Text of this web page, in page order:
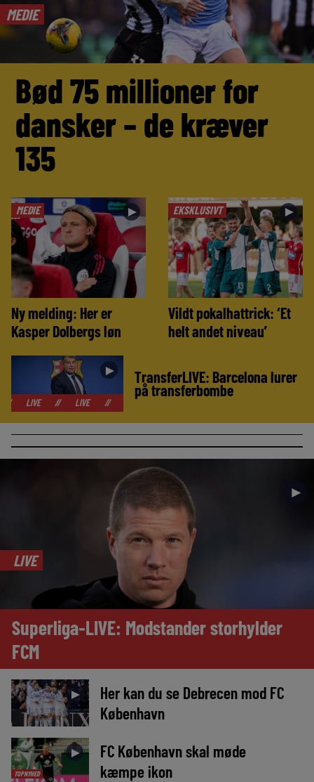
MEDIE
Bød 75 millioner for
dansker – de kræver
135
MEDIE ►
Ny melding: Her er
Kasper Dolbergs løn
EKSKLUSIVT ►
Vildt pokalhattrick: ‘Et
helt andet niveau’
►
LIVE LIVE LIVE
TransferLIVE: Barcelona lurer
på transferbombe
►
LIVE
Superliga-LIVE: Modstander storhylder
FCM
►
Her kan du se Debrecen mod FC
København
TOPNYHED
►
FC København skal møde
kæmpe ikon